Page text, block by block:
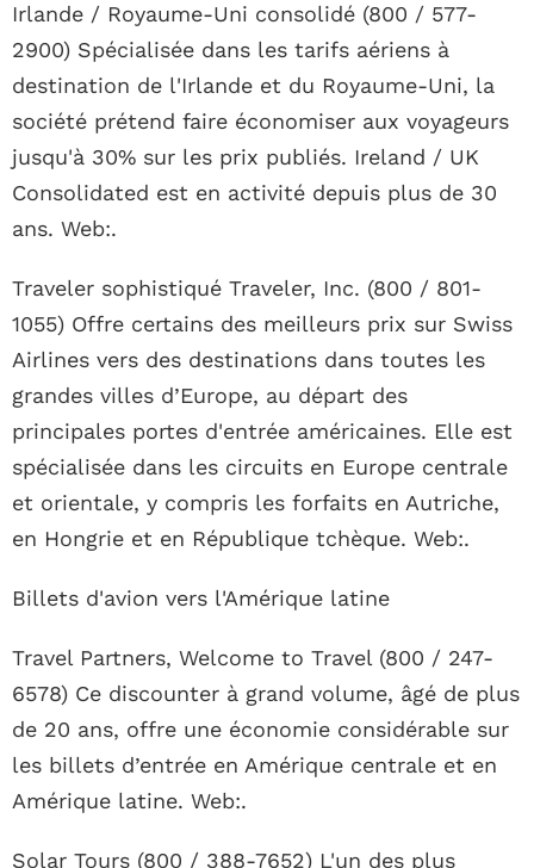
Irlande / Royaume-Uni consolidé (800 / 577-
2900) Spécialisée dans les tarifs aériens à
destination de l'Irlande et du Royaume-Uni, la
société prétend faire économiser aux voyageurs
jusqu'à 30% sur les prix publiés. Ireland / UK
Consolidated est en activité depuis plus de 30
ans. Web:.
Traveler sophistiqué Traveler, Inc. (800 / 801-
1055) Offre certains des meilleurs prix sur Swiss
Airlines vers des destinations dans toutes les
grandes villes d’Europe, au départ des
principales portes d'entrée américaines. Elle est
spécialisée dans les circuits en Europe centrale
et orientale, y compris les forfaits en Autriche,
en Hongrie et en République tchèque. Web:.
Billets d'avion vers l'Amérique latine
Travel Partners, Welcome to Travel (800 / 247-
6578) Ce discounter à grand volume, âgé de plus
de 20 ans, offre une économie considérable sur
les billets d’entrée en Amérique centrale et en
Amérique latine. Web:.
Solar Tours (800 / 388-7652) L'un des plus